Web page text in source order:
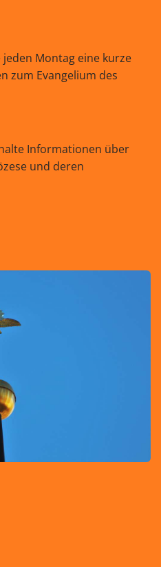
jeden Montag eine kurze
zum Evangelium des
Informationen über
und deren